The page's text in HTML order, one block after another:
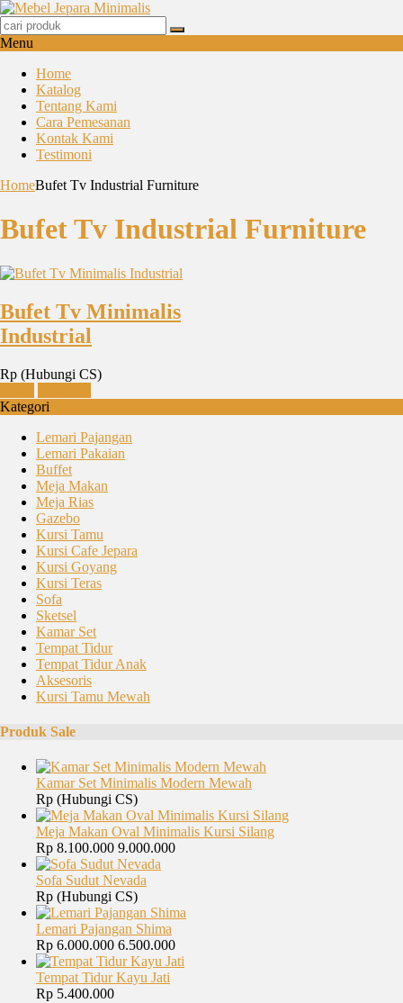
Menu
Home
Katalog
Tentang Kami
Cara Pemesanan
Kontak Kami
Testimoni
HomeBufet Tv Industrial Furniture
Bufet Tv Industrial Furniture
Bufet Tv Minimalis
Industrial
Rp (Hubungi CS)
Kategori
Lemari Pajangan
Lemari Pakaian
Buffet
Meja Makan
Meja Rias
Gazebo
Kursi Tamu
Kursi Cafe Jepara
Kursi Goyang
Kursi Teras
Sofa
Sketsel
Kamar Set
Tempat Tidur
Tempat Tidur Anak
Aksesoris
Kursi Tamu Mewah
Produk Sale
Kamar Set Minimalis Modern Mewah
Rp (Hubungi CS)
Meja Makan Oval Minimalis Kursi Silang
Rp 8.100.000 9.000.000
Sofa Sudut Nevada
Rp (Hubungi CS)
Lemari Pajangan Shima
Rp 6.000.000 6.500.000
Tempat Tidur Kayu Jati
Rp 5.400.000